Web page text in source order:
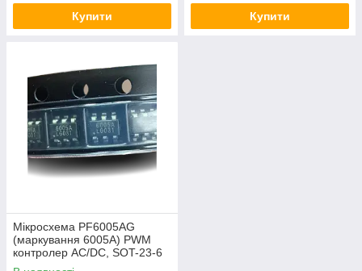
Купити Купити
Мікросхема PF6005AG
(маркування 6005A) PWM
контролер AC/DC, SOT-23-6